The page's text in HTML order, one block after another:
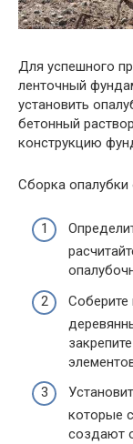
Для успешного
ленточный
установить
бетонный
конструкцию
Сборка
Соберите
которые
создают